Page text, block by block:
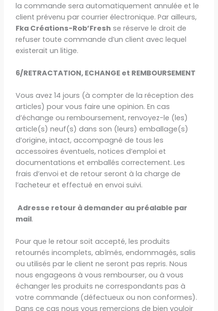
la commande sera automatiquement annulée et le
client prévenu par courrier électronique. Par ailleurs,
Fka Créations-Rob’Fresh se réserve le droit de
refuser toute commande d’un client avec lequel
existerait un litige.
6/RETRACTATION, ECHANGE et REMBOURSEMENT
Vous avez 14 jours (à compter de la réception des
articles) pour vous faire une opinion. En cas
d’échange ou remboursement, renvoyez-le (les)
article(s) neuf(s) dans son (leurs) emballage(s)
d’origine, intact, accompagné de tous les
accessoires éventuels, notices d’emploi et
documentations et emballés correctement. Les
frais d’envoi et de retour seront à la charge de
l’acheteur et effectué en envoi suivi.
Adresse retour à demander au préalable par
mail.
Pour que le retour soit accepté, les produits
retournés incomplets, abîmés, endommagés, salis
ou utilisés par le client ne seront pas repris. Nous
nous engageons à vous rembourser, ou à vous
échanger les produits ne correspondants pas à
votre commande (défectueux ou non conformes).
Dans ce cas nous vous remercions de bien vouloir